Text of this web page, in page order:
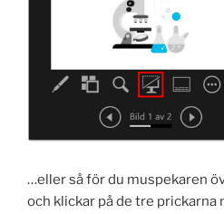
…eller så för du muspekaren
och klickar på de tre prickarna